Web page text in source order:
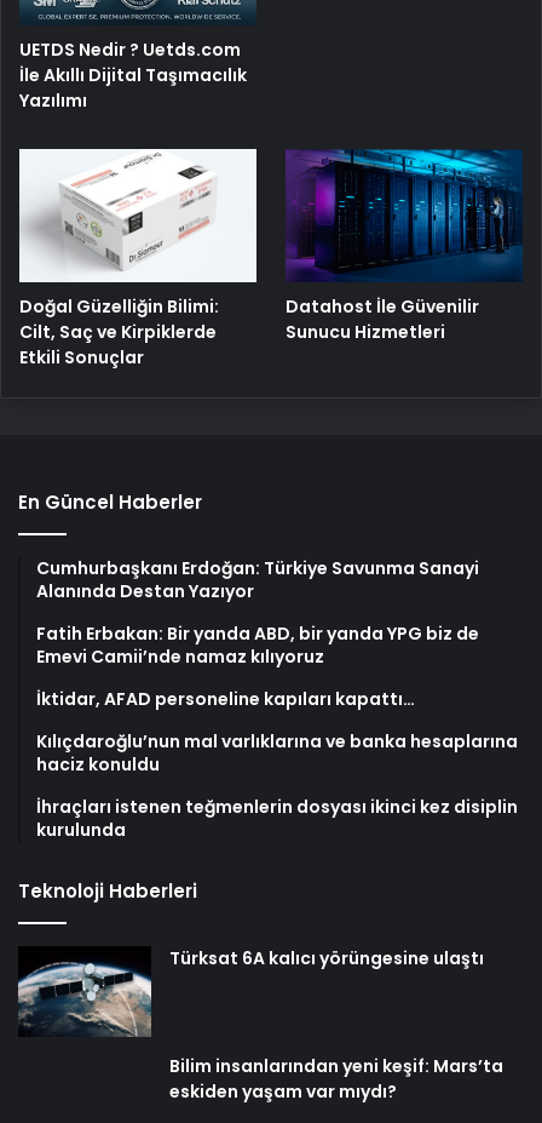
UETDS Nedir ? Uetds.com
İle Akıllı Dijital Taşımacılık
Yazılımı
Doğal Güzelliğin Bilimi:
Cilt, Saç ve Kirpiklerde
Etkili Sonuçlar
Datahost İle Güvenilir
Sunucu Hizmetleri
En Güncel Haberler
Cumhurbaşkanı Erdoğan: Türkiye Savunma Sanayi
Alanında Destan Yazıyor
Fatih Erbakan: Bir yanda ABD, bir yanda YPG biz de
Emevi Camii’nde namaz kılıyoruz
İktidar, AFAD personeline kapıları kapattı…
Kılıçdaroğlu’nun mal varlıklarına ve banka hesaplarına
haciz konuldu
İhraçları istenen teğmenlerin dosyası ikinci kez disiplin
kurulunda
Teknoloji Haberleri
Türksat 6A kalıcı yörüngesine ulaştı
Bilim insanlarından yeni keşif: Mars’ta
eskiden yaşam var mıydı?